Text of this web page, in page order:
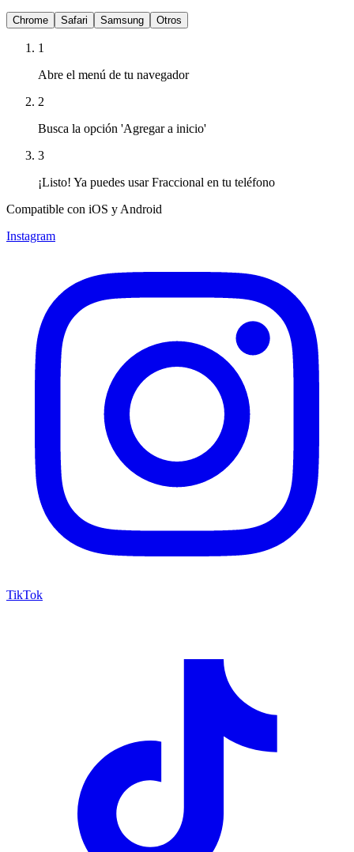
Chrome Safari Samsung Otros
1
Abre el menú de tu navegador
2
Busca la opción 'Agregar a inicio'
3
¡Listo! Ya puedes usar Fraccional en tu teléfono
Compatible con iOS y Android
Instagram
TikTok